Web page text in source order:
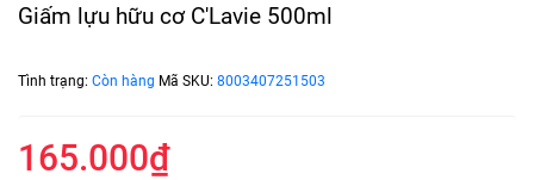
Giấm lựu hữu cơ C'Lavie 500ml
Tình trạng: Còn hàng Mã SKU: 8003407251503
165.000₫